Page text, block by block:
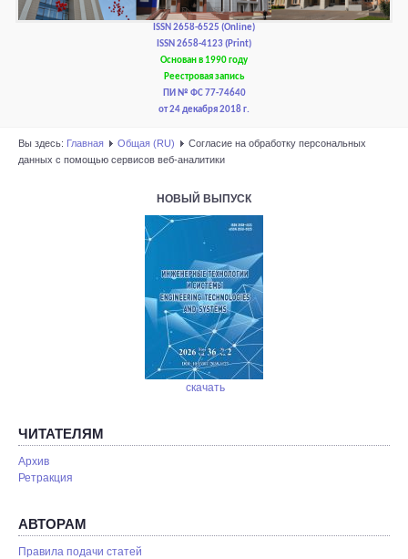
РЕДАКЦИОННАЯ ПОЛИТИКА И ЭТИКА
ISSN 2658-6525 (Online)
ISSN 2658-4123 (Print)
Основан в 1990 году
Реестровая запись
ПИ № ФС 77-74640
от 24 декабря 2018 г.
Вы здесь: Главная Общая (RU)
Согласие на обработку персональных
данных с помощью сервисов веб-аналитики
НОВЫЙ ВЫПУСК
скачать
ЧИТАТЕЛЯМ
Архив
Ретракция
АВТОРАМ
Правила подачи статей